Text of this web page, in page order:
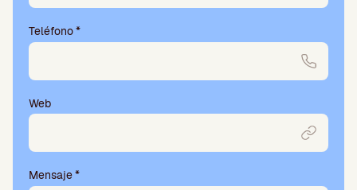
Teléfono*
Web
Mensaje*